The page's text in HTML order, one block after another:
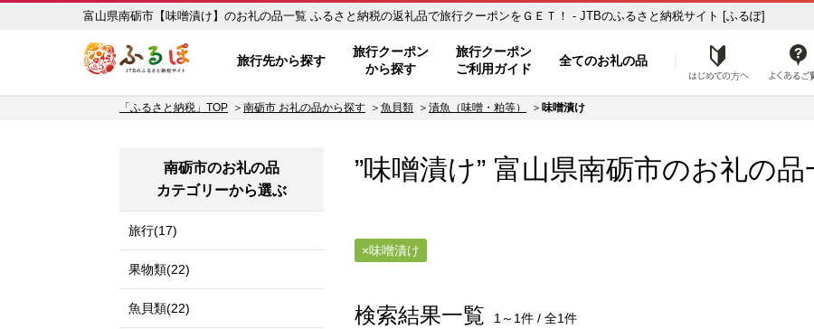
富山県南砺市【味噌漬け】のお礼の品一覧 ふるさと納税の返礼品で旅行クーポンをＧＥＴ！ - JTBのふるさと納税サイト [ふるぽ]
旅行先から探す
旅行クーポン
から探す
旅行クーポン
ご利用ガイド
全てのお礼の品 はじめ
「ふるさと納税」TOP 南砺市 お礼の品から探す 魚貝類 漬魚（味噌・粕等） 味噌漬け
”味噌漬け” 富山県南砺市のお礼の品
味噌漬け
検索結果一覧 1～1件 / 全1件
南砺市のお礼の品
カテゴリーから選ぶ
旅行(17)
果物類(22)
魚貝類(22)